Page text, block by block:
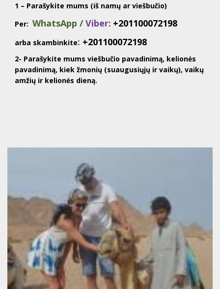
1 – Parašykite mums (iš namų ar viešbučio)
Per: WhatsApp /Viber: +201100072198
arba skambinkite: +201100072198
2- Parašykite mums viešbučio pavadinimą, kelionės
pavadinimą, kiek žmonių (suaugusiųjų ir vaikų), vaikų
amžių ir kelionės dieną.